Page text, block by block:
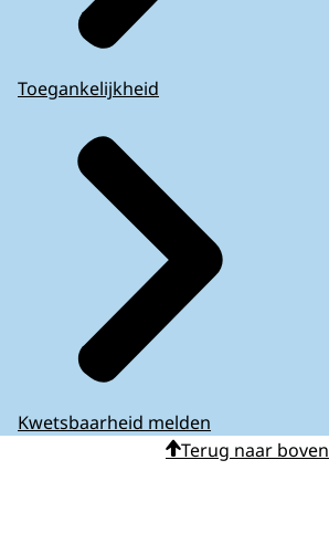
Toegankelijkheid
Kwetsbaarheid melden
Terug naar boven